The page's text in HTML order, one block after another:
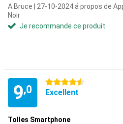
A.Bruce | 27-10-2024 á propos de
Noir
Je recommande ce produit
9,0
4.5 étoiles
Excellent
Tolles Smartphone